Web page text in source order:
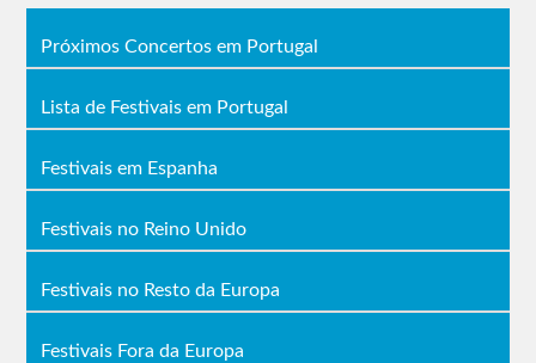
Próximos Concertos em Portugal
Lista de Festivais em Portugal
Festivais em Espanha
Festivais no Reino Unido
Festivais no Resto da Europa
Festivais Fora da Europa